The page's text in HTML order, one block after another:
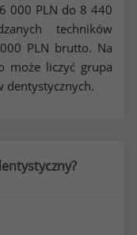
6 000 PLN do 8 440
techników
PLN brutto. Na
może liczyć grupa
dentystycznych.